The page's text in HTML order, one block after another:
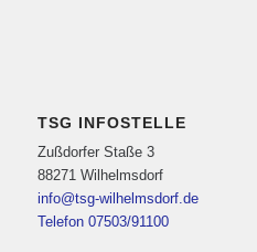
TSG INFOSTELLE
Zußdorfer Staße 3
88271 Wilhelmsdorf
info@tsg-wilhelmsdorf.de
Telefon 07503/91100